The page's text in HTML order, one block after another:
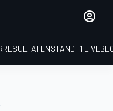
RESULTATENSTANDF1